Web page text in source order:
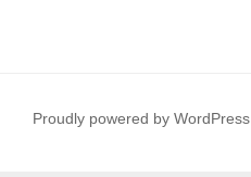
Proudly powered by WordPress